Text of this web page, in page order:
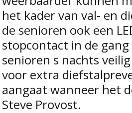
het kader van val- en
de senioren ook een
stopcontact in de
senioren s nachts
voor extra
aangaat wanneer het
Steve Provost.